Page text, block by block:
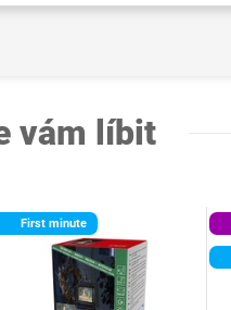
vám líbit
First minute